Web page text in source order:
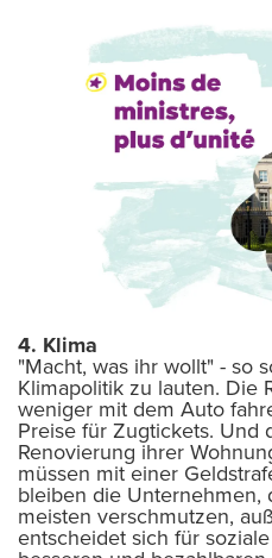
4. Klima
"Macht, was ihr wollt" - so
Klimapolitik zu lauten. Die
weniger mit dem Auto
Preise für Zugtickets. Und
Renovierung ihrer
müssen mit einer
bleiben die Unternehmen,
meisten verschmutzen,
entscheidet sich für